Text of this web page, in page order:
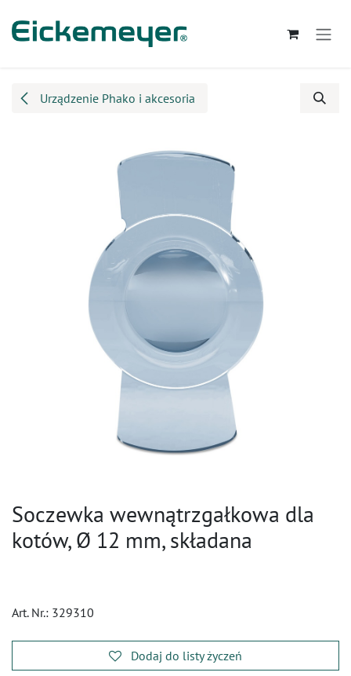
Urządzenie Phako i akcesoria
Soczewka wewnątrzgałkowa dla
kotów, Ø 12 mm, składana
Art. Nr.: 329310
Dodaj do listy życzeń